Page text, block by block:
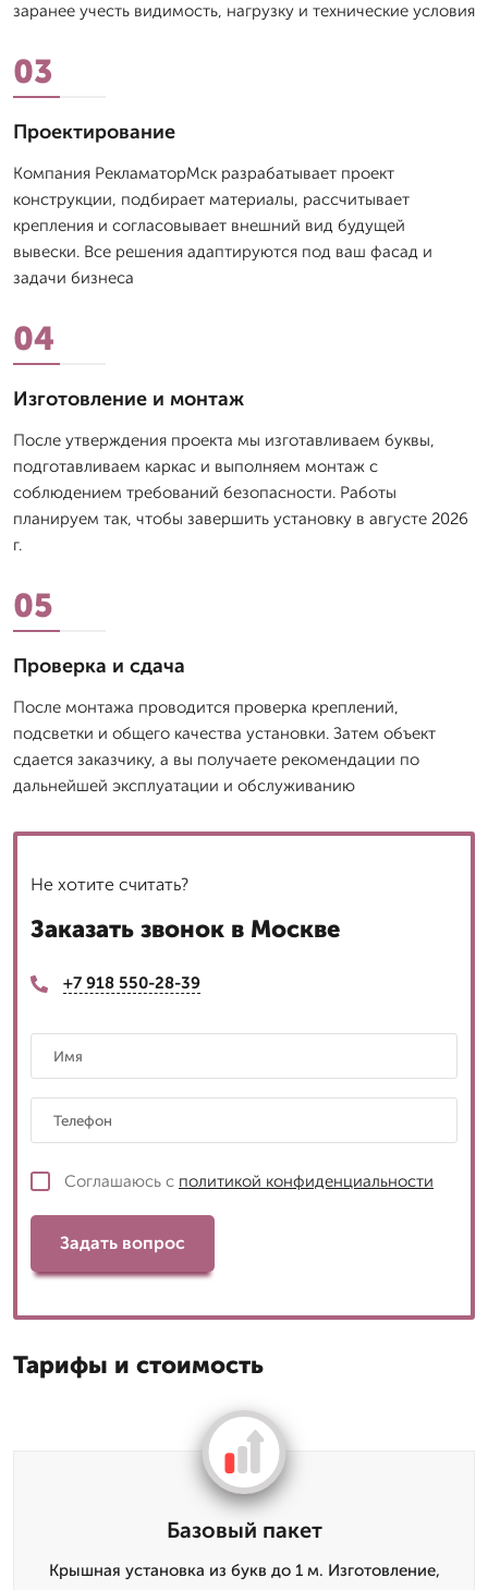
заранее учесть видимость, нагрузку и технические условия
03
Проектирование
Компания РекламаторМск разрабатывает проект
конструкции, подбирает материалы, рассчитывает
крепления и согласовывает внешний вид будущей
вывески. Все решения адаптируются под ваш фасад и
задачи бизнеса
04
Изготовление и монтаж
После утверждения проекта мы изготавливаем буквы,
подготавливаем каркас и выполняем монтаж с
соблюдением требований безопасности. Работы
планируем так, чтобы завершить установку в августе 2026
г.
05
Проверка и сдача
После монтажа проводится проверка креплений,
подсветки и общего качества установки. Затем объект
сдается заказчику, а вы получаете рекомендации по
дальнейшей эксплуатации и обслуживанию
Не хотите считать?
Заказать звонок в Москве
+7 918 550-28-39
Соглашаюсь с политикой конфиденциальности
Задать вопрос
Тарифы и стоимость
Базовый пакет
Крышная установка из букв до 1 м. Изготовление,